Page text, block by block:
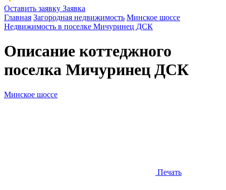
Оставить заявку Заявка
Главная Загородная недвижимость Минское шоссе
Недвижимость в поселке Мичуринец ДСК
Описание коттеджного
поселка Мичуринец ДСК
Минское шоссе
Печать